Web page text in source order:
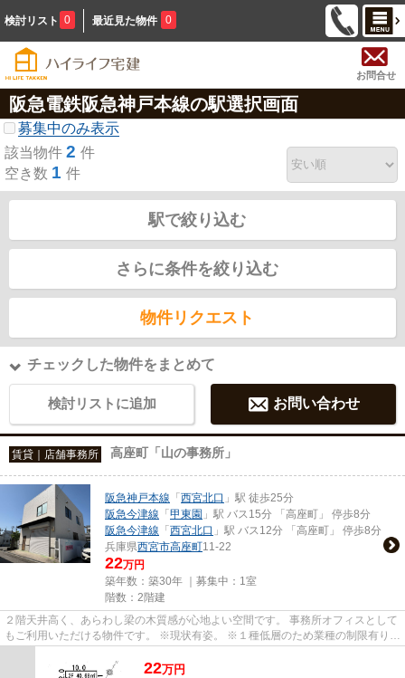
検討リスト 0 最近見た物件 0
お問合せ
阪急電鉄阪急神戸本線の駅選択画面
募集中のみ表示
該当物件 2 件
空き数 1 件
駅で絞り込む
さらに条件を絞り込む
物件リクエスト
チェックした物件をまとめて
検討リストに追加 お問い合わせ
賃貸｜店舗事務所 高座町「山の事務所」
阪急神戸本線 「 西宮北口 」駅 徒歩25分
阪急今津線 「 甲東園 」駅 バス15分 「高座町」 停歩8分
阪急今津線 「 西宮北口 」駅 バス12分 「高座町」 停歩8分
兵庫県西宮市高座町11-22
22万円
築年数：築30年 ｜募集中： 1室
階数：2階建
２階天井高く、あらわし梁の木質感が心地よい空間です。 事務所オフィスとして
もご利用いただける物件です。 ※現状有姿。 ※１種低層のため業種の制限有り。
22万円